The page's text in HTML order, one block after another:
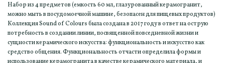
Набор из 4 предметов (емкость 60 мл, глазурованный керамогранит,
можно мыть в посудомоечной машине, безопасен для пищевых продуктов)
Коллекция Sound of Colours была создана в 2017 году в ответ на острую
потребность в создании линии, посвященной повседневной жизни и
сущности керамического искусства: функциональность и искусство как
средство общения. Функциональность отчасти определила формы и
использование керамогранита в качестве керамического материала, и